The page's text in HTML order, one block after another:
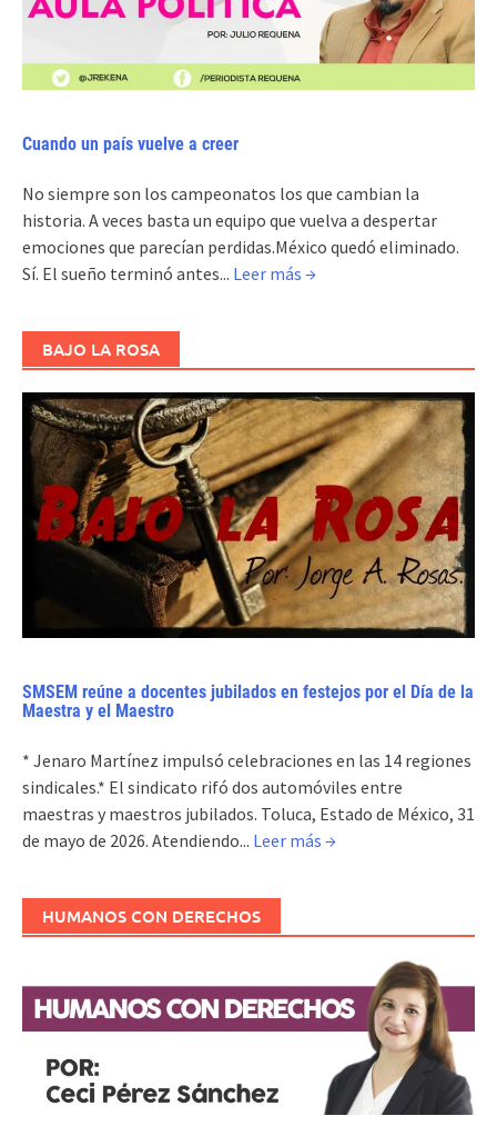
Cuando un país vuelve a creer
No siempre son los campeonatos los que cambian la
historia. A veces basta un equipo que vuelva a despertar
emociones que parecían perdidas.México quedó eliminado.
Sí. El sueño terminó antes... Leer más →
BAJO LA ROSA
SMSEM reúne a docentes jubilados en festejos por el Día de la
Maestra y el Maestro
* Jenaro Martínez impulsó celebraciones en las 14 regiones
sindicales.* El sindicato rifó dos automóviles entre
maestras y maestros jubilados. Toluca, Estado de México, 31
de mayo de 2026. Atendiendo... Leer más →
HUMANOS CON DERECHOS